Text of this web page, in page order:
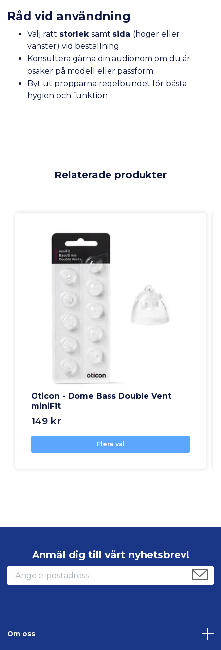
Råd vid användning
Välj rätt storlek samt sida (höger eller
vänster) vid beställning
Konsultera gärna din audionom om du är
osäker på modell eller passform
Byt ut propparna regelbundet för bästa
hygien och funktion
Oticon - Dome Bass Double Vent
miniFit
149 kr
Flera val
Anmäl dig till vårt nyhetsbrev!
Om oss